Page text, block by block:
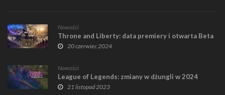
Nowości
Throne and Liberty: data premiery i otwarta Beta
20 czerwiec 2024
Nowości
League of Legends: zmiany w dżungli w 2024
21 listopad 2023